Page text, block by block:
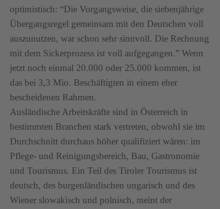
optimistisch: “Die Vorgangsweise, die siebenjährige
Übergangsregel gemeinsam mit den Deutschen voll
auszunutzen, war schon sehr sinnvoll. Die Rechnung
mit dem Sickerprozess ist voll aufgegangen.” Wenn
jetzt noch einmal 20.000 oder 25.000 kommen, ist
das bei 3,3 Mio. Beschäftigten in einem eher
bescheidenen Rahmen.
Ausländische Arbeitskräfte sind in Österreich in
bestimmten Branchen stark vertreten, obwohl sie im
Durchschnitt durchaus höher qualifiziert wären: im
Pflege- und Reinigungsbereich, Bau, Gastronomie
und Tourismus. Ein Teil des Tiroler Tourismus ist
deutsch, des burgenländischen ungarisch und des
Wiener slowakisch und polnisch, meint der